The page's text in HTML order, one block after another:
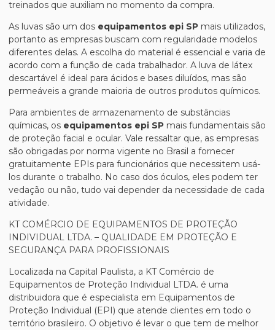
treinados que auxiliam no momento da compra.
As luvas são um dos equipamentos epi SP mais utilizados,
portanto as empresas buscam com regularidade modelos
diferentes delas. A escolha do material é essencial e varia de
acordo com a função de cada trabalhador. A luva de látex
descartável é ideal para ácidos e bases diluídos, mas são
permeáveis a grande maioria de outros produtos químicos.
Para ambientes de armazenamento de substâncias
químicas, os equipamentos epi SP mais fundamentais são
de proteção facial e ocular. Vale ressaltar que, as empresas
são obrigadas por norma vigente no Brasil a fornecer
gratuitamente EPIs para funcionários que necessitem usá-
los durante o trabalho. No caso dos óculos, eles podem ter
vedação ou não, tudo vai depender da necessidade de cada
atividade.
KT COMÉRCIO DE EQUIPAMENTOS DE PROTEÇÃO
INDIVIDUAL LTDA. – QUALIDADE EM PROTEÇÃO E
SEGURANÇA PARA PROFISSIONAIS
Localizada na Capital Paulista, a KT Comércio de
Equipamentos de Proteção Individual LTDA. é uma
distribuidora que é especialista em Equipamentos de
Proteção Individual (EPI) que atende clientes em todo o
território brasileiro. O objetivo é levar o que tem de melhor